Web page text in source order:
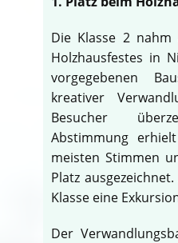
Die Klasse 2
Holzhausfestes in
vorgegebenen
kreativer
Besucher
Abstimmung
meisten Stimmen
Platz
Klasse eine
Der